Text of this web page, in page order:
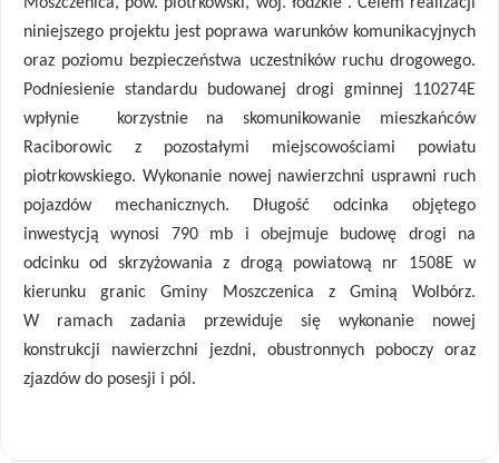
niniejszego projektu jest poprawa warunków komunikacyjnych
oraz poziomu bezpieczeństwa uczestników ruchu drogowego.
Podniesienie standardu budowanej drogi gminnej 110274E
wpłynie
korzystnie na skomunikowanie mieszkańców
Raciborowic z pozostałymi miejscowościami powiatu
piotrkowskiego. Wykonanie nowej nawierzchni usprawni ruch
pojazdów mechanicznych. Długość odcinka objętego
inwestycją wynosi 790 mb i obejmuje budowę drogi na
odcinku od skrzyżowania z drogą powiatową nr 1508E w
kierunku granic Gminy Moszczenica z Gminą Wolbórz.
W ramach zadania przewiduje się wykonanie nowej
konstrukcji nawierzchni jezdni, obustronnych poboczy oraz
zjazdów do posesji i pól.